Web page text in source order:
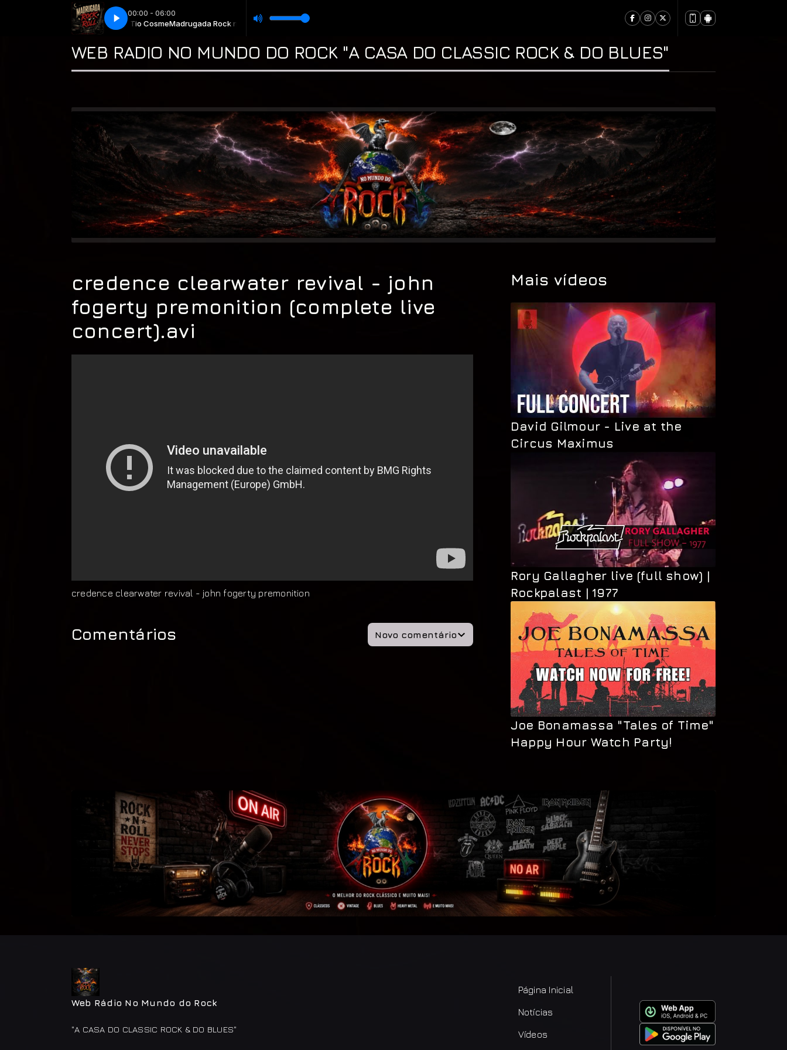
00:00 - 06:00
Rock n Roll ♫♫ com * Tio CosmeMadrugada Rock n Roll ♫♫ com * Tio Cosme
Boston - Don’t Look Back Boston - Don’t Look Back
WEB RADIO NO MUNDO DO ROCK "A CASA DO CLASSIC ROCK & DO BLUES"
credence clearwater revival - john
fogerty premonition (complete live
concert).avi
Mais vídeos
David Gilmour - Live at the
Circus Maximus
Rory Gallagher live (full show) |
Rockpalast | 1977
Joe Bonamassa "Tales of Time"
Happy Hour Watch Party!
credence clearwater revival - john fogerty premonition
Comentários Novo comentário
Web Rádio No Mundo do Rock
"A CASA DO CLASSIC ROCK & DO BLUES"
Página Inicial
Notícias
Vídeos